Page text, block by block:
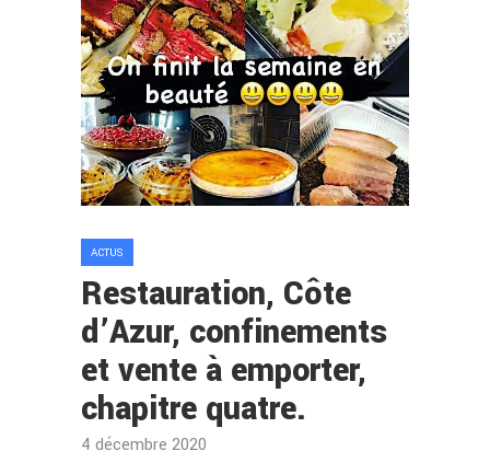
ACTUS
Restauration, Côte
d’Azur, confinements
et vente à emporter,
chapitre quatre.
4 décembre 2020